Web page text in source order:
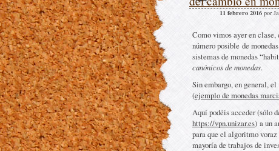
11 febrero 2016 por
Como vimos ayer en
número posible de
sistemas de monedas
canónicos de monedas.
Sin embargo, en general,
(ejemplo de monedas
Aquí podéis acceder (sólo
https://vpn.unizar.es) a un
para que el algoritmo
mayoría de trabajos de